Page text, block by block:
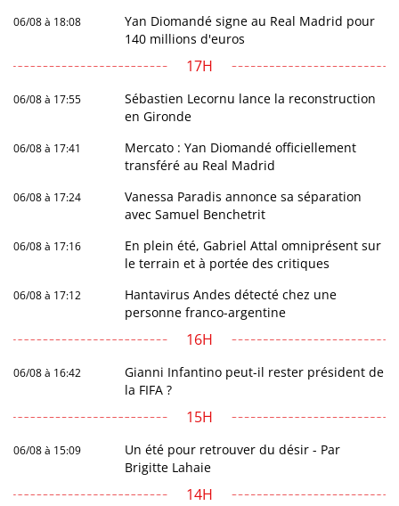
06/08 à 18:08
Yan Diomandé signe au Real Madrid pour
140 millions d'euros
17H
06/08 à 17:55
Sébastien Lecornu lance la reconstruction
en Gironde
06/08 à 17:41
Mercato : Yan Diomandé officiellement
transféré au Real Madrid
06/08 à 17:24
Vanessa Paradis annonce sa séparation
avec Samuel Benchetrit
06/08 à 17:16
En plein été, Gabriel Attal omniprésent sur
le terrain et à portée des critiques
06/08 à 17:12
Hantavirus Andes détecté chez une
personne franco-argentine
16H
06/08 à 16:42
Gianni Infantino peut-il rester président de
la FIFA ?
15H
06/08 à 15:09
Un été pour retrouver du désir - Par
Brigitte Lahaie
14H